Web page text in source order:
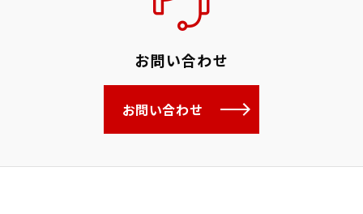
お問い合わせ
お問い合わせ